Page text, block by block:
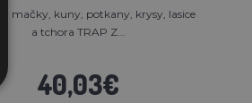
na mačky, kuny, potkany, krysy, lasice
a tchora TRAP Z...
40,03€